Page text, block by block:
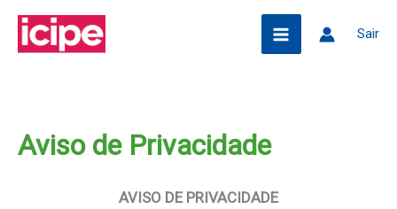
Pesquisar Sair
Aviso de Privacidade
AVISO DE PRIVACIDADE